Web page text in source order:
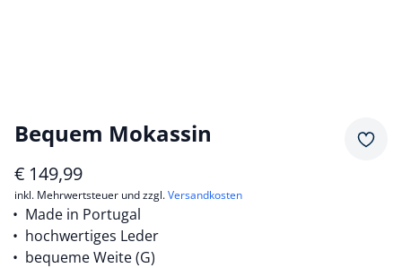
Bequem Mokassin
€ 149,99
inkl. Mehrwertsteuer und zzgl.Versandkosten
Made in Portugal
hochwertiges Leder
bequeme Weite (G)